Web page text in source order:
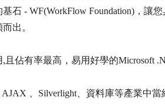
石 - WF(WorkFlow Foundation)，讓
出。
且佔有率最高，易用好學的Microsoft
、Silverlight、資料庫等產業中